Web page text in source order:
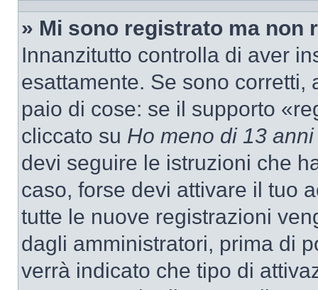
» Mi sono registrato ma non
Innanzitutto controlla di aver
esattamente. Se sono
paio di cose: se il supporto
cliccato su Ho meno di 13 anni
devi seguire le istruzioni che
caso, forse devi attivare il tuo
tutte le nuove registrazioni
dagli amministratori, prima di
verrà indicato che tipo di